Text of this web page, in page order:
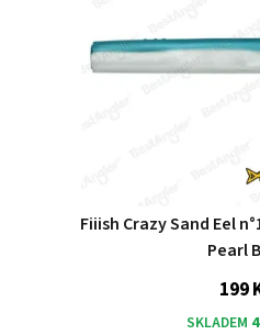
Fiiish Crazy Sand Eel
Pearl
199
SKLADEM 4